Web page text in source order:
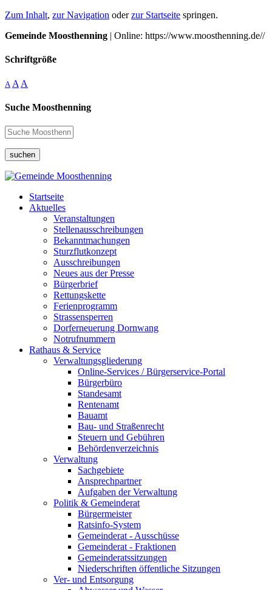
Zum Inhalt, zur Navigation oderzur Startseite springen.
Gemeinde Moosthenning | Online: https://www.moosthenning.de//
Schriftgröße
A A A
Suche Moosthenning
suchen
Startseite
Aktuelles
Veranstaltungen
Stellenausschreibungen
Bekanntmachungen
Sturzflutkonzept
Ausschreibungen
Neues aus der Presse
Bürgerbrief
Rettungskette
Ferienprogramm
Strassensperren
Dorferneuerung Dornwang
Notrufnummern
Rathaus & Service
Verwaltungsgliederung
Online-Services / Bürgerservice-Portal
Bürgerbüro
Standesamt
Rentenamt
Bauamt
Bau- und Straßenrecht
Steuern und Gebühren
Behördenverzeichnis
Verwaltung
Sachgebiete
Ansprechpartner
Aufgaben der Verwaltung
Politik & Gemeinderat
Bürgermeister
Ratsinfo-System
Gemeinderat - Ausschüsse
Gemeinderat - Fraktionen
Gemeinderatssitzungen
Niederschriften öffentliche Sitzungen
Ver- und Entsorgung